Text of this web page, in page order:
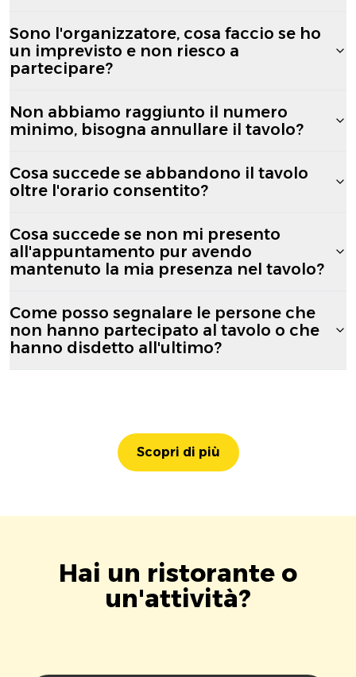
Sono l'organizzatore, cosa faccio se ho
un imprevisto e non riesco a
partecipare?
Non abbiamo raggiunto il numero
minimo, bisogna annullare il tavolo?
Cosa succede se abbandono il tavolo
oltre l'orario consentito?
Cosa succede se non mi presento
all'appuntamento pur avendo
mantenuto la mia presenza nel tavolo?
Come posso segnalare le persone che
non hanno partecipato al tavolo o che
hanno disdetto all'ultimo?
Scopri di più
Hai un ristorante o
un'attività?